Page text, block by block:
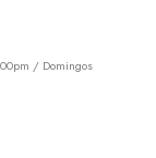
/ Domingos